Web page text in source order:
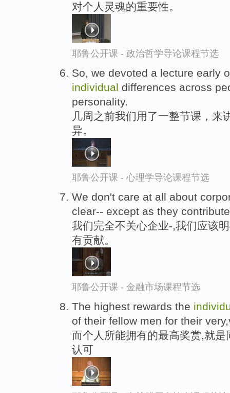
对个人灵魂的重要性。
耶鲁公开课 - 政治哲学导论课程节选
So, we devoted a lecture early
individual differences across
personality.
几周之前我们用了一整节课，来
异。
耶鲁公开课 - 心理学导论课程节选
We don't care at all about
clear-- except as they
我们完全不关心企业-,我们应该
有贡献。
耶鲁公开课 - 金融市场课程节选
The highest rewards the
of their fellow men for their
而个人所能拥有的最高奖赏,就
认可